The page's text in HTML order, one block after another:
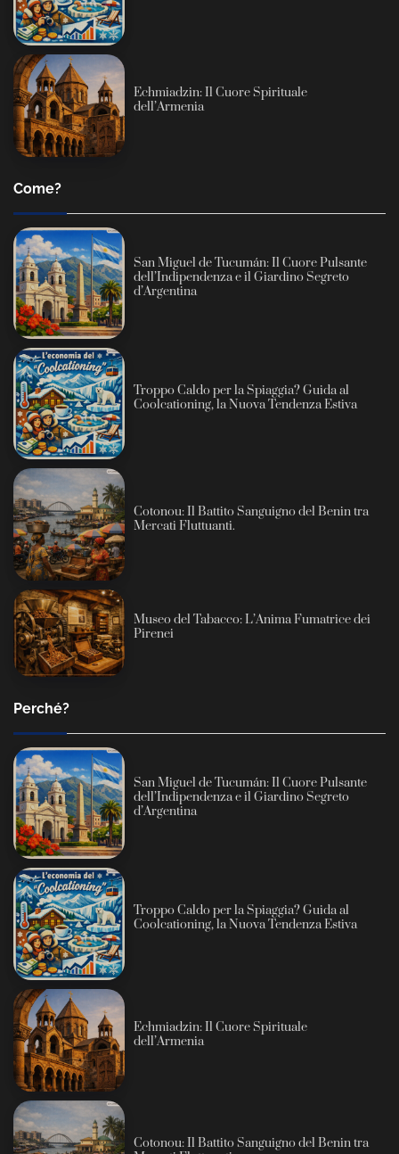
Echmiadzin: Il Cuore Spirituale
dell’Armenia
Come?
San Miguel de Tucumán: Il Cuore Pulsante
dell’Indipendenza e il Giardino Segreto
d’Argentina
Troppo Caldo per la Spiaggia? Guida al
Coolcationing, la Nuova Tendenza Estiva
Cotonou: Il Battito Sanguigno del Benin tra
Mercati Fluttuanti.
Museo del Tabacco: L’Anima Fumatrice dei
Pirenei
Perché?
San Miguel de Tucumán: Il Cuore Pulsante
dell’Indipendenza e il Giardino Segreto
d’Argentina
Troppo Caldo per la Spiaggia? Guida al
Coolcationing, la Nuova Tendenza Estiva
Echmiadzin: Il Cuore Spirituale
dell’Armenia
Cotonou: Il Battito Sanguigno del Benin tra